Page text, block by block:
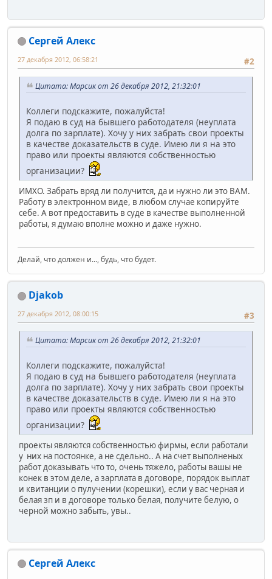
Сергей Алекс
#2
27 декабря 2012, 06:58:21
Цитата: Марсик от 26 декабря 2012, 21:32:01
Коллеги подскажите, пожалуйста!
Я подаю в суд на бывшего работодателя (неуплата
долга по зарплате). Хочу у них забрать свои проекты
в качестве доказательств в суде. Имею ли я на это
право или проекты являются собственностью
организации?
ИМХО. Забрать вряд ли получится, да и нужно ли это ВАМ.
Работу в электронном виде, в любом случае копируйте
себе. А вот предоставить в суде в качестве выполненной
работы, я думаю вполне можно и даже нужно.
Делай, что должен и..., будь, что будет.
Djakob
#3
27 декабря 2012, 08:00:15
Цитата: Марсик от 26 декабря 2012, 21:32:01
Коллеги подскажите, пожалуйста!
Я подаю в суд на бывшего работодателя (неуплата
долга по зарплате). Хочу у них забрать свои проекты
в качестве доказательств в суде. Имею ли я на это
право или проекты являются собственностью
организации?
проекты являются собственностью фирмы, если работали
у них на постоянке, а не сдельно.. А на счет выполненых
работ доказывать что то, очень тяжело, работы вашы не
конек в этом деле, а зарплата в договоре, порядок выплат
и квитанции о пулучении (корешки), если у вас черная и
белая зп и в договоре только белая, получите белую, о
черной можно забыть, увы..
Сергей Алекс